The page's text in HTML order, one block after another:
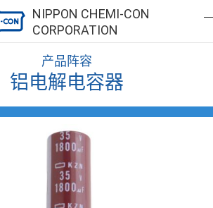
NIPPON CHEMI-CON
CORPORATION
产品阵容
铝电解电容器